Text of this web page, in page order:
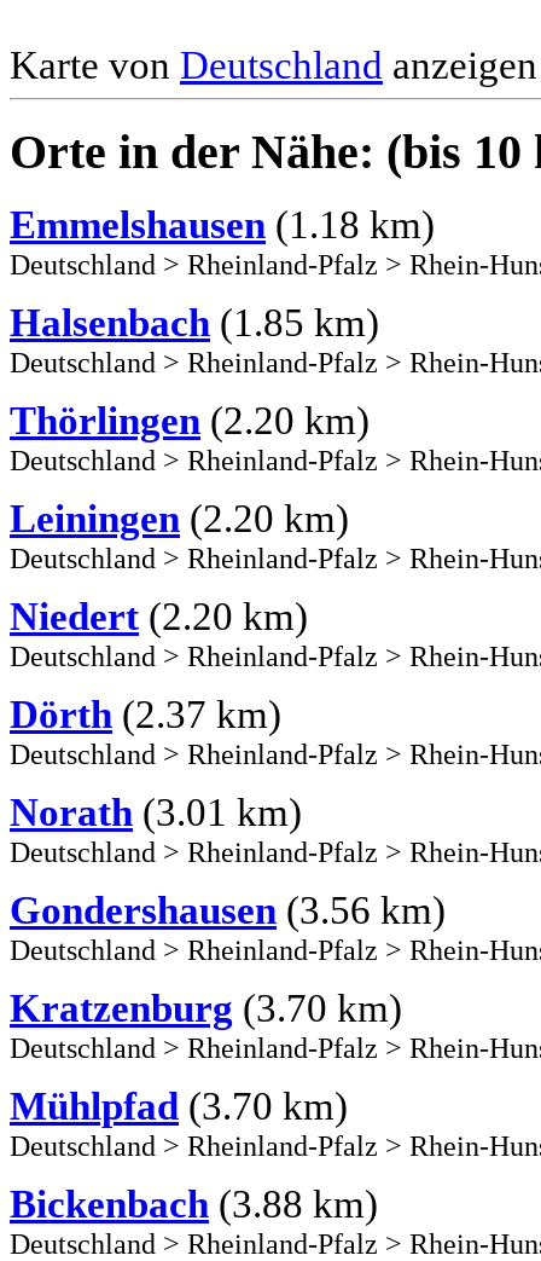
Karte von Deutschland
Orte in der Nähe: (bis 10
Emmelshausen (1.18 km)
Deutschland > Rheinland-Pfalz > Rhein-
Halsenbach (1.85 km)
Deutschland > Rheinland-Pfalz > Rhein-
Thörlingen (2.20 km)
Deutschland > Rheinland-Pfalz > Rhein-
Leiningen (2.20 km)
Deutschland > Rheinland-Pfalz > Rhein-
Niedert (2.20 km)
Deutschland > Rheinland-Pfalz > Rhein-
Dörth (2.37 km)
Deutschland > Rheinland-Pfalz > Rhein-
Norath (3.01 km)
Deutschland > Rheinland-Pfalz > Rhein-
Gondershausen (3.56 km)
Deutschland > Rheinland-Pfalz > Rhein-
Kratzenburg (3.70 km)
Deutschland > Rheinland-Pfalz > Rhein-
Mühlpfad (3.70 km)
Deutschland > Rheinland-Pfalz > Rhein-
Bickenbach (3.88 km)
Deutschland > Rheinland-Pfalz > Rhein-